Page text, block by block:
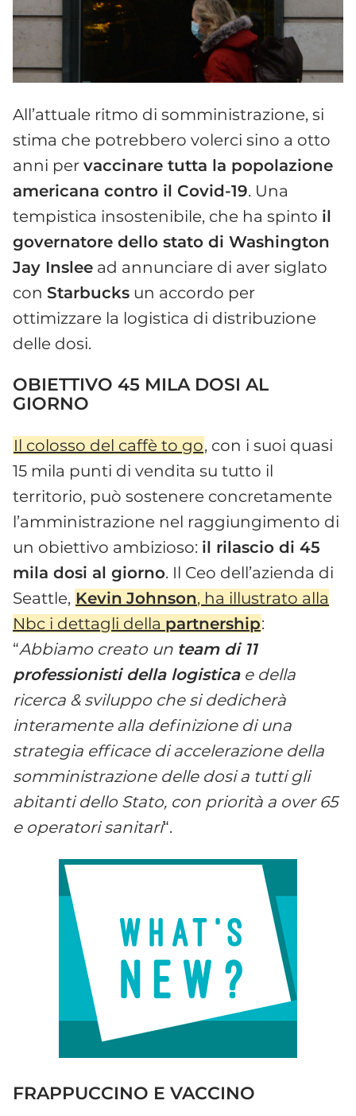
All’attuale ritmo di somministrazione, si
stima che potrebbero volerci sino a otto
anni per vaccinare tutta la popolazione
americana contro il Covid-19. Una
tempistica insostenibile, che ha spinto il
governatore dello stato di Washington
Jay Inslee ad annunciare di aver siglato
con Starbucks un accordo per
ottimizzare la logistica di distribuzione
delle dosi.
OBIETTIVO 45 MILA DOSI AL
GIORNO
Il colosso del caffè to go, con i suoi quasi
15 mila punti di vendita su tutto il
territorio, può sostenere concretamente
l’amministrazione nel raggiungimento di
un obiettivo ambizioso: il rilascio di 45
mila dosi al giorno. Il Ceo dell’azienda di
Seattle, Kevin Johnson, ha illustrato alla
Nbc i dettagli della partnership:
“Abbiamo creato un team di 11
professionisti della logisticae della
ricerca & sviluppo che si dedicherà
interamente alla definizione di una
strategia efficace di accelerazione della
somministrazione delle dosi a tutti gli
abitanti dello Stato, con priorità a over 65
e operatori sanitari“.
FRAPPUCCINO E VACCINO